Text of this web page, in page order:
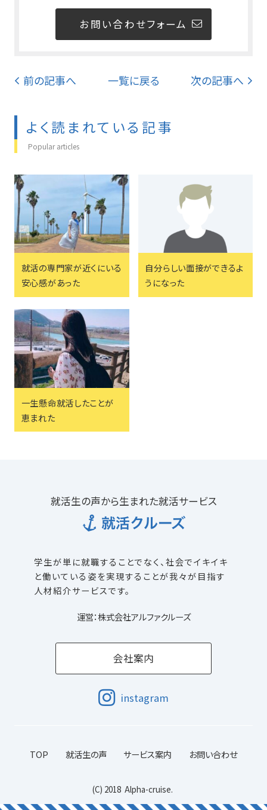
お問い合わせフォーム
前の記事へ 一覧に戻る 次の記事へ
よく読まれている記事
Popular articles
就活の専門家が近くにいる
安心感があった
自分らしい面接ができるよ
うになった
一生懸命就活したことが
恵まれた
就活生の声から生まれた就活サービス
学生が単に就職することでなく、社会でイキイキ
と働いている姿を実現することが我々が目指す
人材紹介サービスです。
運営：株式会社アルファクルーズ
会社案内
instagram
TOP 就活生の声 サービス案内 お問い合わせ
(C) 2018 Alpha-cruise.